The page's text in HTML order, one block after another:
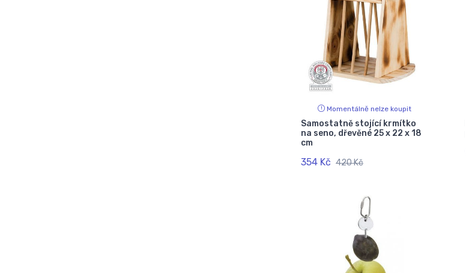
Momentálně nelze koupit
Samostatně stojící krmítko
na seno, dřevěné 25 x 22 x 18
cm
354 Kč 420 Kč